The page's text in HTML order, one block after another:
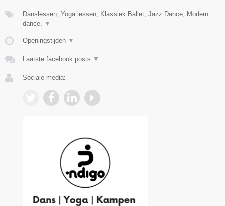
Danslessen, Yoga lessen, Klassiek Ballet, Jazz Dance, Modern
dance,
▼
Openingstijden ▼
Laatste facebook posts ▼
Sociale media: